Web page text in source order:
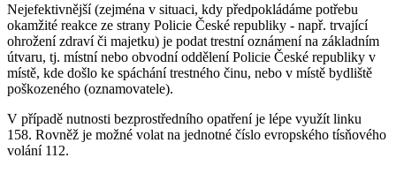
Nejefektivnější (zejména v situaci, kdy předpokládáme potřebu
okamžité reakce ze strany Policie České republiky - např. trvající
ohrožení zdraví či majetku) je podat trestní oznámení na základním
útvaru, tj. místní nebo obvodní oddělení Policie České republiky v
místě, kde došlo ke spáchání trestného činu, nebo v místě bydliště
poškozeného (oznamovatele).
V případě nutnosti bezprostředního opatření je lépe využít linku
158. Rovněž je možné volat na jednotné číslo evropského tísňového
volání 112.